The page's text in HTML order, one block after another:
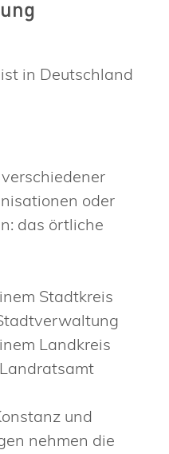
in Deutschland
oder
das örtliche
Stadtkreis
Landkreis
und
nehmen die